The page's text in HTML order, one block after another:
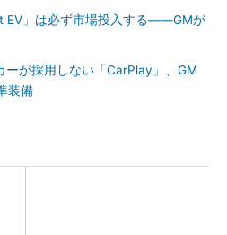
EV」は必ず市場投入する――GMが
ーが採用しない「CarPlay」、GM
装備